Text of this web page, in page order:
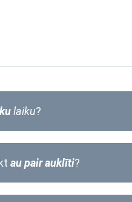
laiku?
au pair auklīti?